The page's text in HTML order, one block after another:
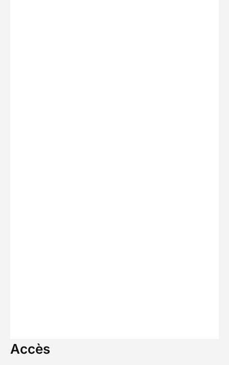
Accès